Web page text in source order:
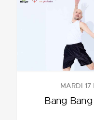
MARDI
Bang